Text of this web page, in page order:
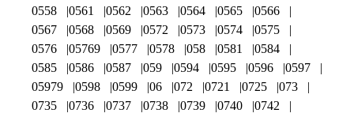
0558
0561 0562 0563 0564 0565
0566
0567
0568 0569 0572 0573 0574
0575
0576
05769 0577 0578 058 0581
0584
0585
0586 0587 059 0594 0595 0596
0597
05979
0598 0599 06 072 0721 0725
073
0735
0736 0737 0738 0739 0740
0742